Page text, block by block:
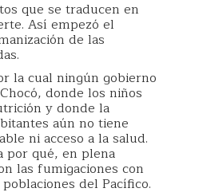
que se traducen en
Así empezó el
de las
la cual ningún gobierno
donde los niños
y donde la
aún no tiene
ni acceso a la salud.
por qué, en plena
las fumigaciones con
del Pacífico.